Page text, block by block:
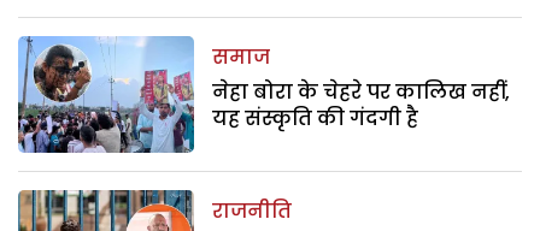
समाज
नेहा बोरा के चेहरे पर कालिख नहीं,
यह संस्कृति की गंदगी है
राजनीति